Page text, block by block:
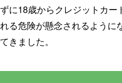
に18歳からクレジットカ
る危険が懸念されるように
きました。